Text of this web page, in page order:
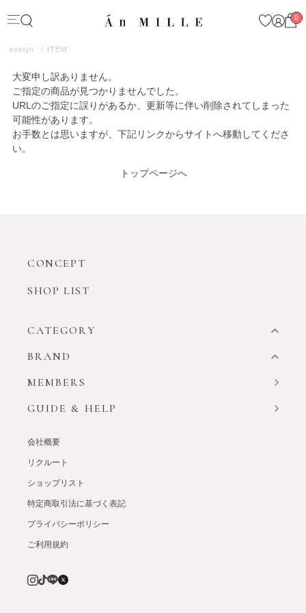
0
evelyn ITEM
大変申し訳ありません。
ご指定の商品が見つかりませんでした。
URLのご指定に誤りがあるか、更新等に伴い削除されてしまった
可能性があります。
お手数とは思いますが、下記リンクからサイトへ移動してくださ
い。
トップページへ
CONCEPT
SHOP LIST
CATEGORY
BRAND
MEMBERS
GUIDE & HELP
会社概要
リクルート
ショップリスト
特定商取引法に基づく表記
プライバシーポリシー
ご利用規約